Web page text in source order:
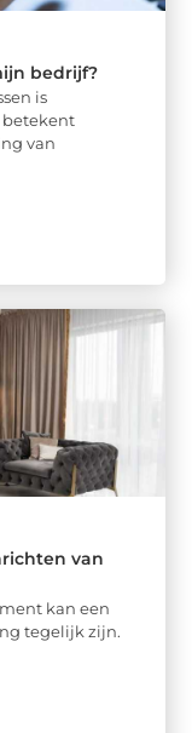
bedrijf?
is
betekent
van
van
kan een
tegelijk zijn.